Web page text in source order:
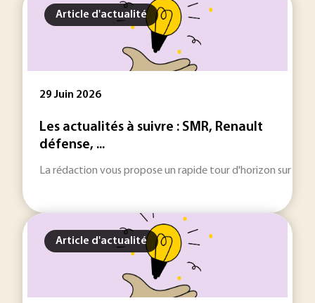
Article d'actualité
29 Juin 2026
Les actualités à suivre : SMR, Renault
défense, ...
La rédaction vous propose un rapide tour d'horizon sur les
Article d'actualité